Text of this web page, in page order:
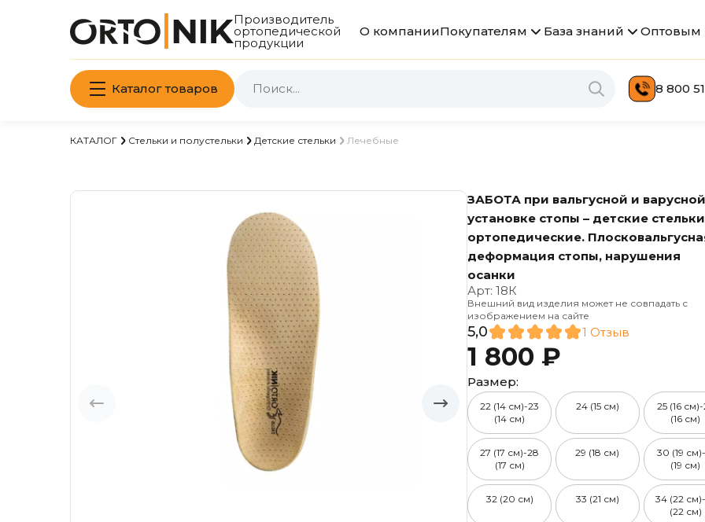
Производитель
ортопедической
продукции
О компанииПокупателям База знаний Оптовым
Каталог товаров 8 800
КАТАЛОГ Стельки и полустельки Детские стельки Лечебные
ЗАБОТА при вальгусной и
установке стопы – детские стельки
ортопедические.
деформация стопы, нарушения
осанки
Арт:18К
Внешний вид изделия может не совпадать с
изображением на сайте
5,0 1 Отзыв
1 800 ₽
Размер:
22 (14 см)-23
(14 см)
24 (15 см)
25 (16
(16 см)
27 (17 см)-28
(17 см)
29 (18 см)
30 (19
(19 см)
32 (20 см) 33 (21 см)
34 (22
(22 см)